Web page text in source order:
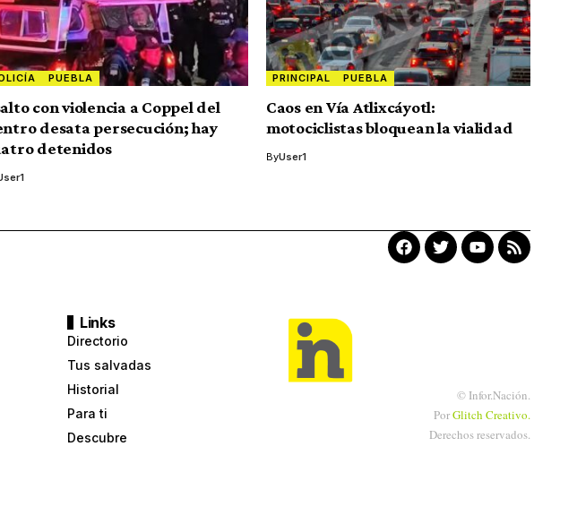
PUEBLA
con violencia a Coppel del
desata persecución; hay
detenidos
PRINCIPAL PUEBLA
Caos en Vía Atlixcáyotl:
motociclistas bloquean la vialidad
ByUser1
Links
Directorio
Tus salvadas
Historial
Para ti
Descubre
© Infor.Nación.
PorGlitch Creativo.
Derechos reservados.